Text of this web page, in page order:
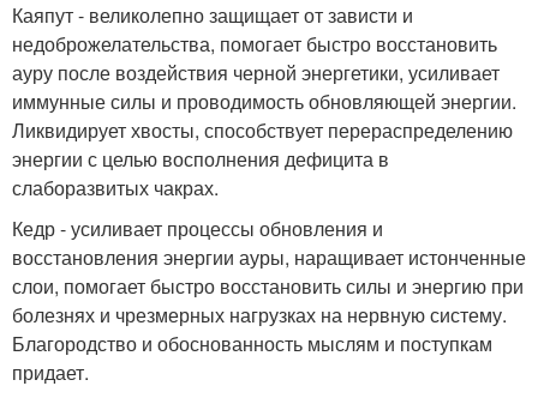
Каяпут - великолепно защищает от зависти и
недоброжелательства, помогает быстро восстановить
ауру после воздействия черной энергетики, усиливает
иммунные силы и проводимость обновляющей энергии.
Ликвидирует хвосты, способствует перераспределению
энергии с целью восполнения дефицита в
слаборазвитых чакрах.
Кедр - усиливает процессы обновления и
восстановления энергии ауры, наращивает истонченные
слои, помогает быстро восстановить силы и энергию при
болезнях и чрезмерных нагрузках на нервную систему.
Благородство и обоснованность мыслям и поступкам
придает.